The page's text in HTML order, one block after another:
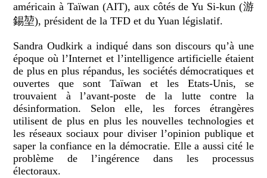
américain à Taïwan (AIT), aux côtés de Yu Si-kun (游
錫堃), président de la TFD et du Yuan législatif.
Sandra Oudkirk a indiqué dans son discours qu’à une
époque où l’Internet et l’intelligence artificielle étaient
de plus en plus répandus, les sociétés démocratiques et
ouvertes que sont Taïwan et les Etats-Unis, se
trouvaient à l’avant-poste de la lutte contre la
désinformation. Selon elle, les forces étrangères
utilisent de plus en plus les nouvelles technologies et
les réseaux sociaux pour diviser l’opinion publique et
saper la confiance en la démocratie. Elle a aussi cité le
problème de l’ingérence dans les processus
électoraux.